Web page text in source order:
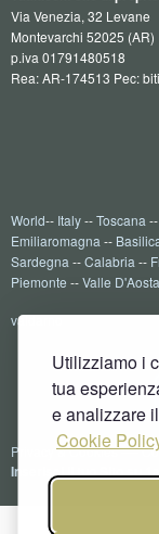
Utilizziamo i
tua
e analizzare
Cookie
Via Venezia, 32 Levane
Montevarchi 52025 (AR)
p.iva 01791480518
Rea: AR-174513 Pec:
World-- Italy--Toscana --
Emiliaromagna --
Sardegna --Calabria --
Piemonte --Valle D'Aosta
valdarno
Privacy & Cookies----
Inserisci il tuo Sito su